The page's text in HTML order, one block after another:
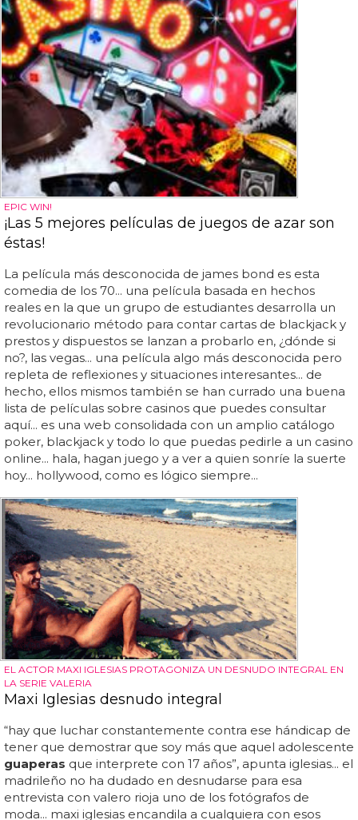
EPIC WIN!
¡Las 5 mejores películas de juegos de azar son
éstas!
La película más desconocida de james bond es esta
comedia de los 70... una película basada en hechos
reales en la que un grupo de estudiantes desarrolla un
revolucionario método para contar cartas de blackjack y
prestos y dispuestos se lanzan a probarlo en, ¿dónde si
no?, las vegas... una película algo más desconocida pero
repleta de reflexiones y situaciones interesantes... de
hecho, ellos mismos también se han currado una buena
lista de películas sobre casinos que puedes consultar
aquí... es una web consolidada con un amplio catálogo
poker, blackjack y todo lo que puedas pedirle a un casino
online... hala, hagan juego y a ver a quien sonríe la suerte
hoy... hollywood, como es lógico siempre...
EL ACTOR MAXI IGLESIAS PROTAGONIZA UN DESNUDO INTEGRAL EN
LA SERIE VALERIA
Maxi Iglesias desnudo integral
“hay que luchar constantemente contra ese hándicap de
tener que demostrar que soy más que aquel adolescente
guaperas que interprete con 17 años”, apunta iglesias... el
madrileño no ha dudado en desnudarse para esa
entrevista con valero rioja uno de los fotógrafos de
moda... maxi iglesias encandila a cualquiera con esos